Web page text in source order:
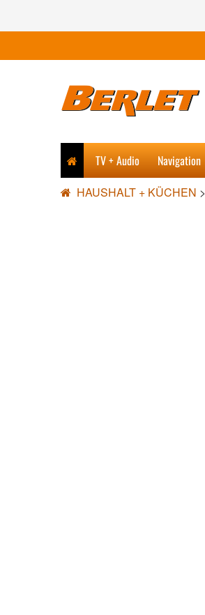
TV + Audio Navigation
HAUSHALT + KÜCHEN >